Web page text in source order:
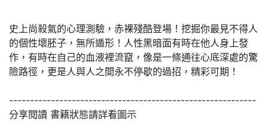
史上尚殺氣的心理測驗，赤裸殘酷登場！挖掘你最見不得人
的個性壞胚子，無所遁形！人性黑暗面有時在他人身上發
作，有時在自己的血液裡流竄，像是一條通往心底深處的驚
險路徑，更是人與人之間永不停歇的過招，精彩可期！
-----------------------------------------------------------
分享閱讀 書籍狀態請詳看圖示